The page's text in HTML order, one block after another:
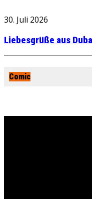
30. Juli 2026
Liebesgrüße aus
Comic